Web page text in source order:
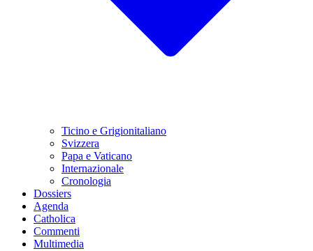
Ticino e Grigionitaliano
Svizzera
Papa e Vaticano
Internazionale
Cronologia
Dossiers
Agenda
Catholica
Commenti
Multimedia